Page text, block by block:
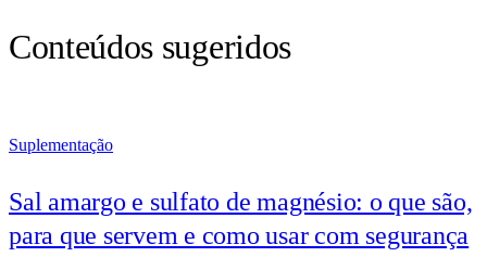
Conteúdos sugeridos
Suplementação
Sal amargo e sulfato de magnésio: o que são,
para que servem e como usar com segurança